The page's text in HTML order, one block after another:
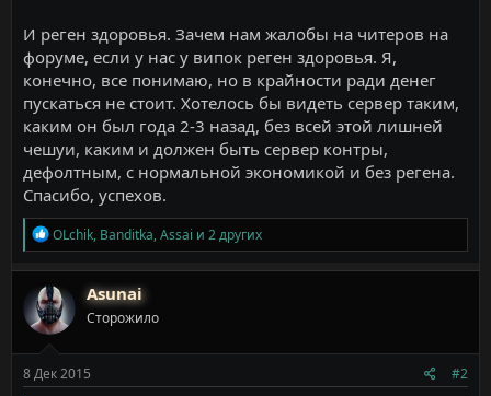
И реген здоровья. Зачем нам жалобы на читеров на
форуме, если у нас у випок реген здоровья. Я,
конечно, все понимаю, но в крайности ради денег
пускаться не стоит. Хотелось бы видеть сервер таким,
каким он был года 2-3 назад, без всей этой лишней
чешуи, каким и должен быть сервер контры,
дефолтным, с нормальной экономикой и без регена.
Спасибо, успехов.
Р
е
а
к
ц
и
и
OLchik, Banditka,Assai и 2 других
Asunai
Сторожило
8 Дек 2015 #2